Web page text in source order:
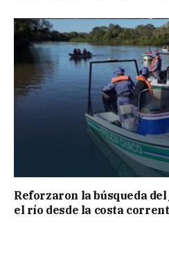
Reforzaron la búsqueda
el río desde la costa